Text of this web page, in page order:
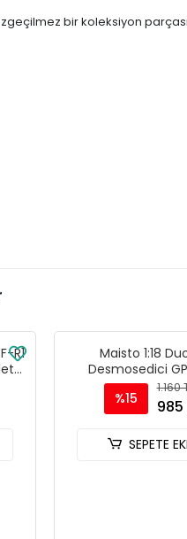
bir koleksiyon
R1
Maisto 1:18
Desmosedici
Motosiklet Modeli
%15
1.160
985
SEPETE